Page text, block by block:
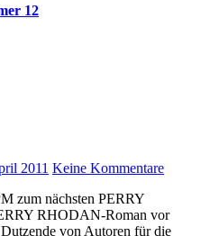
12
2011 Keine Kommentare
RHODAN-Roman vor
von Autoren für die